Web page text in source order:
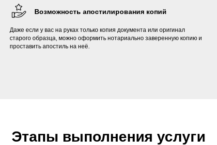
Возможность апостилирования копий
Даже если у вас на руках только копия документа или оригинал
старого образца, можно оформить нотариально заверенную копию и
проставить апостиль на неё.
Этапы выполнения услуги